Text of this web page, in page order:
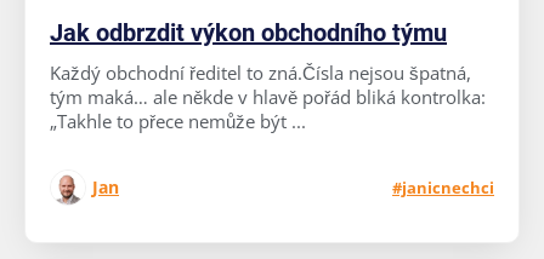
Jak odbrzdit výkon obchodního týmu
Každý obchodní ředitel to zná.Čísla nejsou špatná,
tým maká… ale někde v hlavě pořád bliká kontrolka:
„Takhle to přece nemůže být ...
Jan #janicnechci